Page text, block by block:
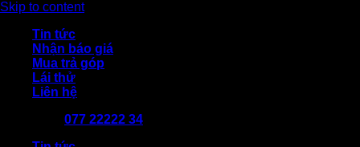
Skip to content
Tin tức
Nhận báo giá
Mua trả góp
Lái thử
Liên hệ
077 22222 34